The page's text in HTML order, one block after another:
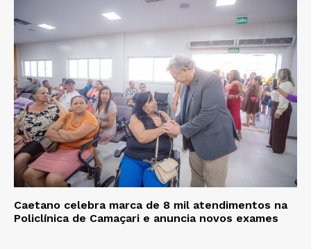
Caetano celebra marca de 8 mil atendimentos na
Policlínica de Camaçari e anuncia novos exames